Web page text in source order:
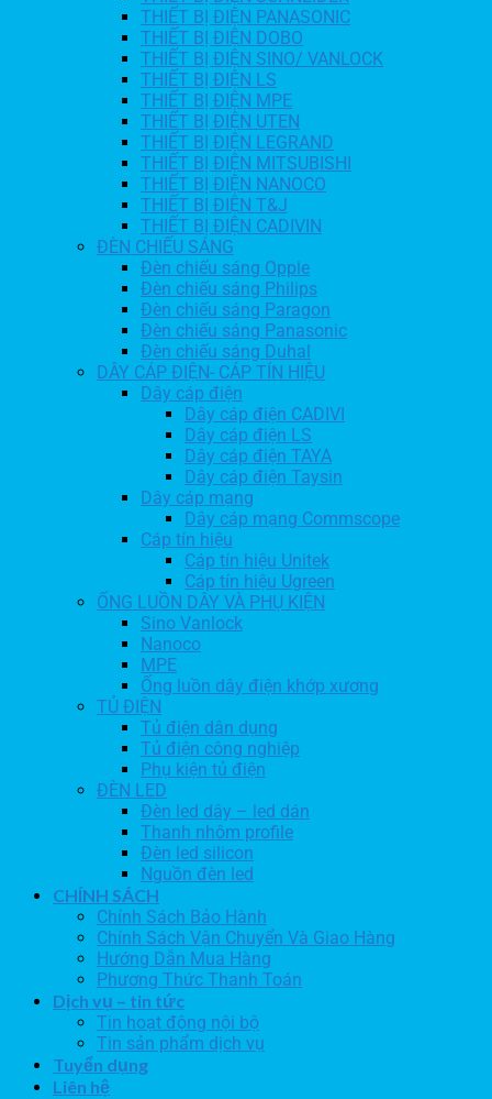
THIẾT BỊ ĐIỆN PANASONIC
THIẾT BỊ ĐIỆN DOBO
THIẾT BỊ ĐIỆN SINO/ VANLOCK
THIẾT BỊ ĐIỆN LS
THIẾT BỊ ĐIỆN MPE
THIẾT BỊ ĐIỆN UTEN
THIẾT BỊ ĐIỆN LEGRAND
THIẾT BỊ ĐIỆN MITSUBISHI
THIẾT BỊ ĐIỆN NANOCO
THIẾT BỊ ĐIỆN T&J
THIẾT BỊ ĐIỆN CADIVIN
ĐÈN CHIẾU SÁNG
Đèn chiếu sáng Opple
Đèn chiếu sáng Philips
Đèn chiếu sáng Paragon
Đèn chiếu sáng Panasonic
Đèn chiếu sáng Duhal
DÂY CÁP ĐIỆN- CÁP TÍN HIỆU
Dây cáp điện
Dây cáp điện CADIVI
Dây cáp điện LS
Dây cáp điện TAYA
Dây cáp điện Taysin
Dây cáp mạng
Dây cáp mạng Commscope
Cáp tín hiệu
Cáp tín hiệu Unitek
Cáp tín hiệu Ugreen
ỐNG LUỒN DÂY VÀ PHỤ KIỆN
Sino Vanlock
Nanoco
MPE
Ống luồn dây điện khớp xương
TỦ ĐIỆN
Tủ điện dân dụng
Tủ điện công nghiệp
Phụ kiện tủ điện
ĐÈN LED
Đèn led dây – led dán
Thanh nhôm profile
Đèn led silicon
Nguồn đèn led
CHÍNH SÁCH
Chính Sách Bảo Hành
Chính Sách Vận Chuyển Và Giao Hàng
Hướng Dẫn Mua Hàng
Phương Thức Thanh Toán
Dịch vụ – tin tức
Tin hoạt động nội bộ
Tin sản phẩm dịch vụ
Tuyển dụng
Liên hệ